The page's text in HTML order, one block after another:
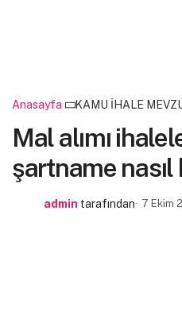
Anasayfa KAMU İHALE
Mal alımı
şartname nasıl
admin tarafından 7 Ekim